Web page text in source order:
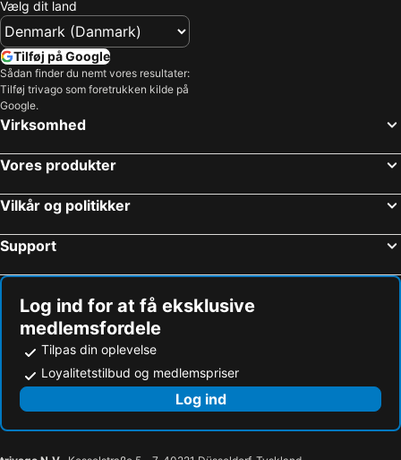
Vælg dit land
Tilføj på Google
Sådan finder du nemt vores resultater:
Tilføj trivago som foretrukken kilde på
Google.
Virksomhed
Vores produkter
Vilkår og politikker
Support
Log ind for at få eksklusive
medlemsfordele
Tilpas din oplevelse
Loyalitetstilbud og medlemspriser
Log ind